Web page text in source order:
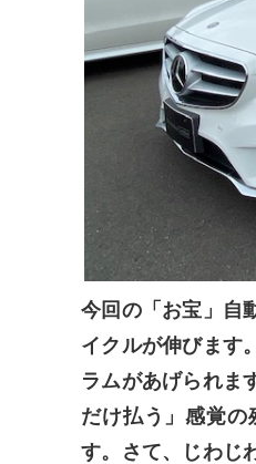
今回の「お宝」自
イクルが伸びます
ラムがあげられま
だけ払う」感覚
す。さて、じわじ